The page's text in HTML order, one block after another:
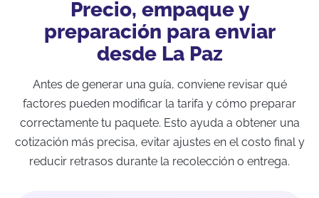
Precio, empaque y
preparación para enviar
desde La Paz
Antes de generar una guía, conviene revisar qué
factores pueden modificar la tarifa y cómo preparar
correctamente tu paquete. Esto ayuda a obtener una
cotización más precisa, evitar ajustes en el costo final y
reducir retrasos durante la recolección o entrega.